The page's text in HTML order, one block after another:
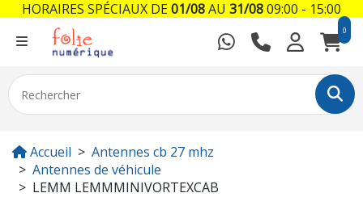
0
Accueil
Antennes cb 27 mhz
Antennes de véhicule
LEMM LEMMMINIVORTEXCAB
HORAIRES SPÉCIAUX DE01/08AU 31/0809:00 - 15:00